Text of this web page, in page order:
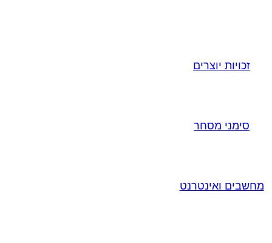
זכויות יוצרים
סימני מסחר
מחשבים ואינטרנט